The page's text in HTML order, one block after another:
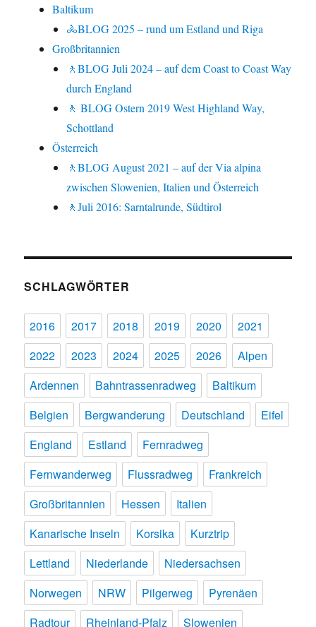
Baltikum
🚴BLOG 2025 – rund um Estland und Riga
Großbritannien
🚶BLOG Juli 2024 – auf dem Coast to Coast Way
durch England
🚶 BLOG Ostern 2019 West Highland Way,
Schottland
Österreich
🚶BLOG August 2021 – auf der Via alpina
zwischen Slowenien, Italien und Österreich
🚶Juli 2016: Sarntalrunde, Südtirol
SCHLAGWÖRTER
2016 2017 2018 2019 2020
2021
2022
2023 2024 2025 2026
Alpen
Ardennen
Bahntrassenradweg
Baltikum
Belgien
Bergwanderung Deutschland
Eifel
England
Estland
Fernradweg
Fernwanderweg
Flussradweg
Frankreich
Großbritannien
Hessen
Italien
Kanarische Inseln
Korsika
Kurztrip
Lettland
Niederlande
Niedersachsen
Norwegen
NRW Pilgerweg
Pyrenäen
Radtour
Rheinland-Pfalz Slowenien